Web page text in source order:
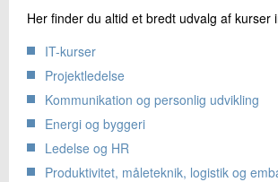
Her finder du altid et bredt udvalg af kurser
IT-kurser
Projektledelse
Kommunikation og personlig udvikling
Energi og byggeri
Ledelse og HR
Produktivitet, måleteknik, logistik og